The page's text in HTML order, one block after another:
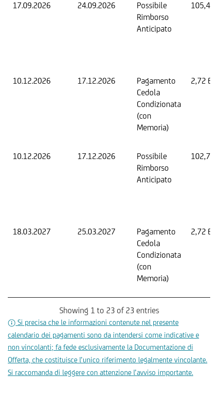
17.09.2026 24.09.2026
Possibile
Rimborso
Anticipato
105,44
10.12.2026 17.12.2026
Pagamento
Cedola
Condizionata
(con
Memoria)
2,72
10.12.2026 17.12.2026
Possibile
Rimborso
Anticipato
102,72
18.03.2027 25.03.2027
Pagamento
Cedola
Condizionata
(con
Memoria)
2,72
Showing 1 to 23 of 23 entries
Si precisa che le informazioni contenute nel presente
calendario dei pagamenti sono da intendersi come indicative e
non vincolanti; fa fede esclusivamente la Documentazione di
Offerta, che costituisce l’unico riferimento legalmente vincolante.
Si raccomanda di leggere con attenzione l’avviso importante.